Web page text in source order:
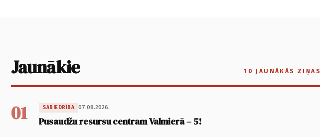
Jaunākie 10 JAUNĀKĀS ZIŅAS
01 SABIEDRĪBA 07.08.2026.
Pusaudžu resursu centram Valmierā – 5!